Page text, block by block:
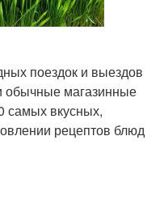
поездок и выездов
обычные магазинные
самых вкусных,
рецептов блюд